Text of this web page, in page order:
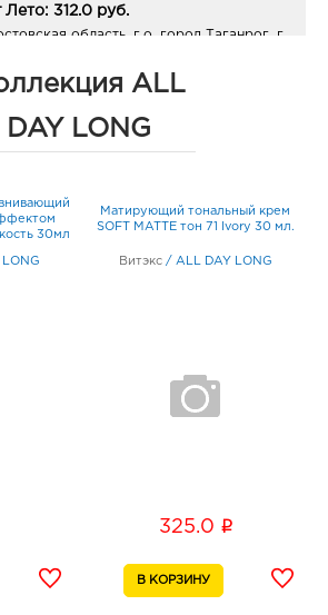
Лето: 312.0 руб.
область, г.о. город Таганрог, г
10:00 - 21:00
10:00 - 17:00
ALL
DAY LONG
30мл
Матирующий тональный крем
SOFT MATTE тон 71 Ivory 30 мл.
Витэкс / ALL DAY LONG
325.0 i